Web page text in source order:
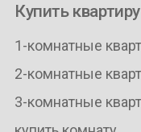
Купить квартиру
1-комнатные
2-комнатные
3-комнатные